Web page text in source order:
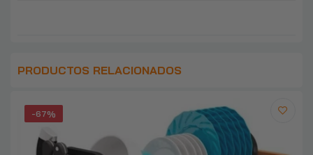
PRODUCTOS RELACIONADOS
-67%